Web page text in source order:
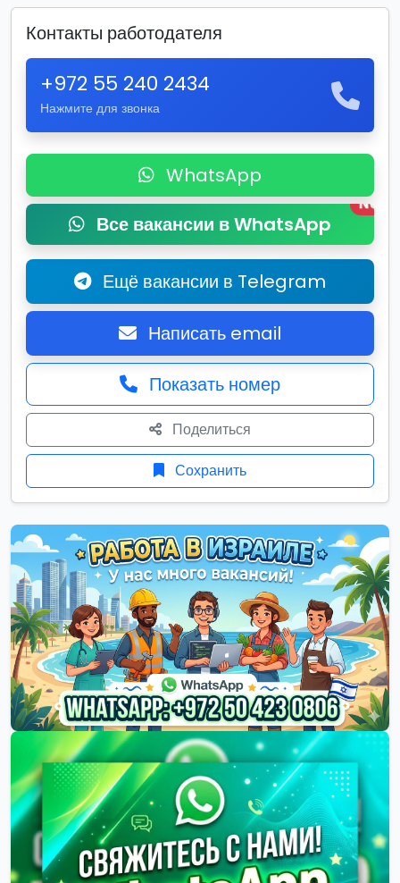
Контакты работодателя
+972 55 240 2434
Нажмите для звонка
WhatsApp
Все вакансии в WhatsApp
New
Ещё вакансии в Telegram
Написать email
Показать номер
Поделиться
Сохранить